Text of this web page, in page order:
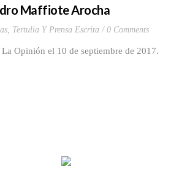
Maffiote Arocha
, Tertulia Y Prensa Escrita 0 Comments
Opinión el 10 de septiembre de 2017.